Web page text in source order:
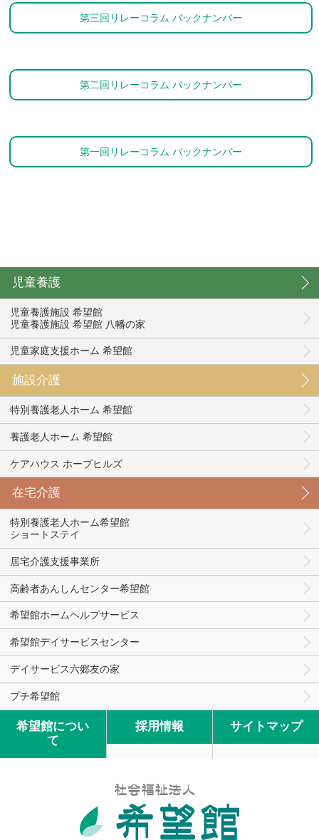
第三回リレーコラム バックナンバー
第二回リレーコラム バックナンバー
第一回リレーコラム バックナンバー
児童養護
児童養護施設 希望館
児童養護施設 希望館 八幡の家
児童家庭支援ホーム 希望館
施設介護
特別養護老人ホーム 希望館
養護老人ホーム 希望館
ケアハウス ホープヒルズ
在宅介護
特別養護老人ホーム希望館
ショートステイ
居宅介護支援事業所
高齢者あんしんセンター希望館
希望館ホームヘルプサービス
希望館デイサービスセンター
デイサービス六郷友の家
プチ希望館
希望館につい
て
採用情報 サイトマップ